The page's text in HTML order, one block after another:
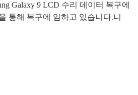
Galaxy 9 LCD 수리 데이터 복구에
통해 복구에 임하고 있습니다.니